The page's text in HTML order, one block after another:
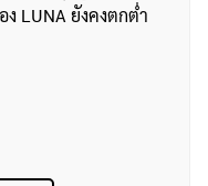
ง LUNA ยังคงตกต่ำ